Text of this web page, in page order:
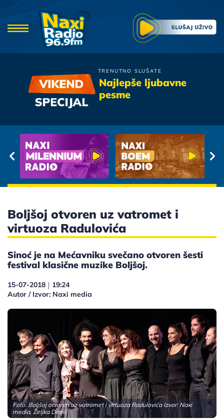
TRENUTNO SLUŠATE
Najlepše ljubavne
pesme
Bajaga
Boljšoj otvoren uz vatromet i
virtuoza Radulovića
Sinoć je na Mećavniku svečano otvoren šesti
festival klasične muzike Boljšoj.
15-07-2018 | 19:24
Autor / Izvor: Naxi media
Foto: Boljšoj otvoren uz vatromet i virtuoza Radulovića Izvor: Naxi
media, Željka Dimić